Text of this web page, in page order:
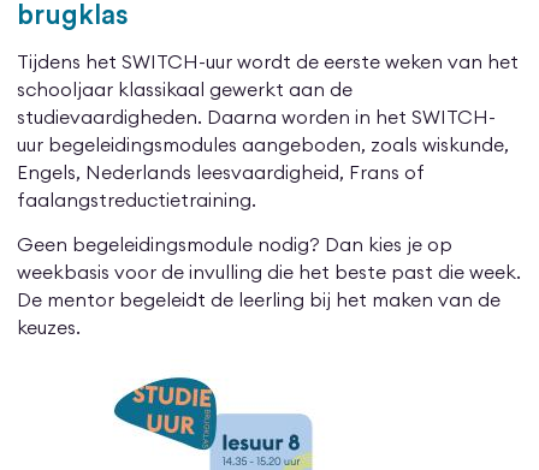
brugklas
Tijdens het SWITCH-uur wordt de eerste weken van het
schooljaar klassikaal gewerkt aan de
studievaardigheden. Daarna worden in het SWITCH-
uur begeleidingsmodules aangeboden, zoals wiskunde,
Engels, Nederlands leesvaardigheid, Frans of
faalangstreductietraining.
Geen begeleidingsmodule nodig? Dan kies je op
weekbasis voor de invulling die het beste past die week.
De mentor begeleidt de leerling bij het maken van de
keuzes.